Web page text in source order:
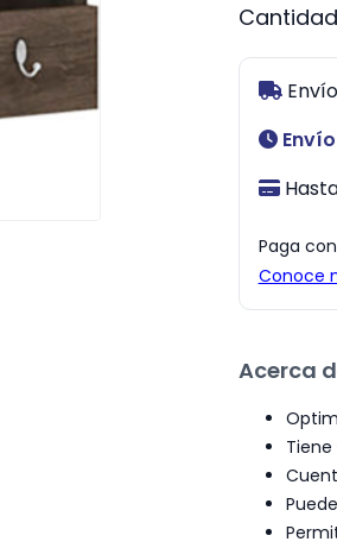
Envío
Acerca